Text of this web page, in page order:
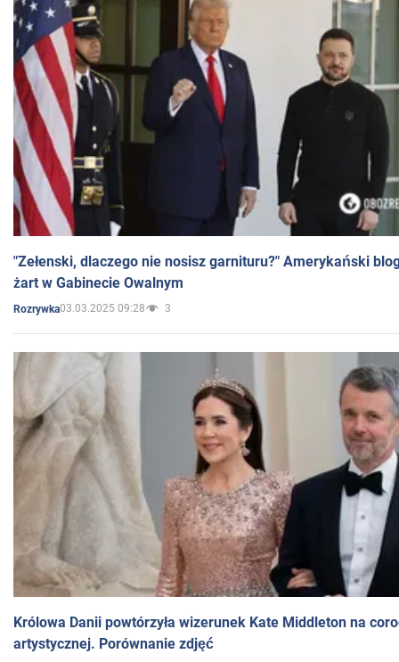
"Zełenski, dlaczego nie nosisz garnituru?" Amerykański
żart w Gabinecie Owalnym
Rozrywka03.03.2025 09:28 3
Królowa Danii powtórzyła wizerunek Kate Middleton na
artystycznej. Porównanie zdjęć